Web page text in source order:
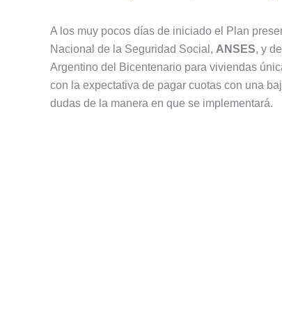
A los muy pocos días de iniciado el Plan
Nacional de la Seguridad Social, ANSES, y
Argentino del Bicentenario para viviendas
con la expectativa de pagar cuotas con una
dudas de la manera en que se implementará.